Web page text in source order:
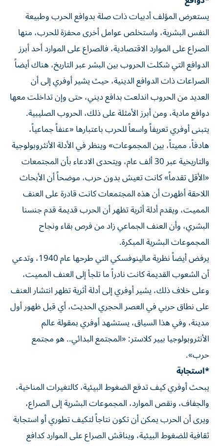
يستعرض المؤلف أدبيات ذات صلة بدوافع الحرب وطبيعة
النفس البشرية، واستخلص عوامل أخرى محفزة للحرب، منها
الصراع على الموارد الاقتصادية، فالصراع على الموارد أحد أبرز
الدوافع التي شكلت الحروب بين البشر عبر التاريخ، هناك أيضاً
الصراعات ذات الدوافع الدينية، حيث يشير أوفري إلى أن
العديد من الحروب اندلعت بدافع ديني، حتى وإن تداخلت معها
دوافع مادية، ومن أبرز الأمثلة على ذلك، الحروب الصليبية.
يتبنى أوفري تعريفاً واسعاً للحرب باعتبارها «عنفاً جماعياً،
هادفاً، مميتاً، بين المجموعات» وينظر في الأدلة الأنثروبولوجية
والتاريخية عبر 30 ألف عام، ويتحدى الادعاء بأن المجتمعات
«الأقل تقدماً» كانت تعيش بدون حرب، موضحاً أن الأبحاث
اللاحقة أظهرت أن هذه المجتمعات كانت قادرة على العنف
المميت، ويقدم أدلة أثرية تظهر أن الحرب قديمة قدم جنسنا
البشري، وأن العنف الجماعي زاد من فرص بقاء ونجاح
المجموعات البشرية المبكرة.
يرفض أيضاً نظرية مالينوفسكي التي طرحها عام 1940، وتدعي
أن الشعوب القديمة كانت نادراً ما تلجأ إلى العنف المميت،
وعلى خلاف ذلك، يشير أوفري إلى أدلة أثرية تظهر انتشار العنف
على نطاق حربي في العصر الحجري الحديث، أي قبل ظهور أول
مدينة، وفي هذا السياق، يستشهد أوفري بمقولة عالم
الأنثروبولوجيا بيير كلاستر: «المجتمع البدائي.. هو مجتمع
حرب».
*استجابة
يبحث أوفري كيف تدفع الضغوط البيئية، كالتغيرات المناخية،
والجفاف، ونقص الموارد، المجموعات البشرية إلى الصراع،
ويرى أن الحرب يمكن أن تكون نتاجاً لتكيف تطوري أو استجابة
ثقافية للضغوط البيئية، ويناقش الصراع على الموارد كدافع